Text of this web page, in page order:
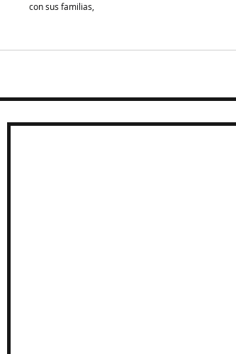
con sus familias,